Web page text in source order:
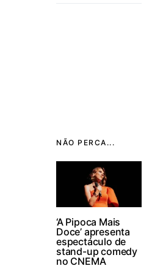
NÃO PERCA...
‘A Pipoca Mais
Doce’ apresenta
espectáculo de
stand-up comedy
no CNEMA